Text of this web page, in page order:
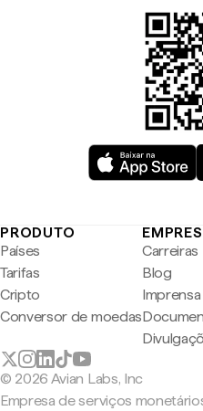
PRODUTO
Países
Tarifas
Cripto
Conversor de moedas
Carreiras
Blog
Imprensa
© 2026 Avian Labs, Inc
Empresa de serviços